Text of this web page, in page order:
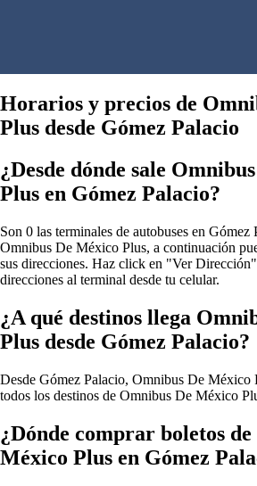
Horarios y precios de
Plus desde Gómez Palacio
¿Desde dónde sale
Plus en Gómez Palacio?
Son 0 las terminales de autobuses en Gómez
Omnibus De México Plus, a continuación
sus direcciones. Haz click en "Ver
direcciones al terminal desde tu celular.
¿A qué destinos llega
Plus desde Gómez Palacio?
Desde Gómez Palacio, Omnibus De México
todos los destinos de Omnibus De México
¿Dónde comprar boletos
México Plus en Gómez